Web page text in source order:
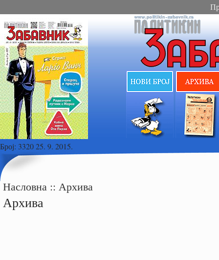
Број: 3320 25. 9. 2015.
Насловна :: Архива
Архива